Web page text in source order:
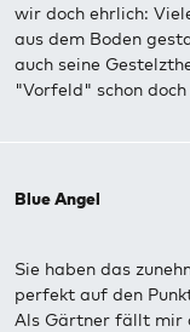
wir doch ehrlich:
aus dem Boden
auch seine
"Vorfeld" schon
Blue Angel
Sie haben das
perfekt auf den
Als Gärtner fällt mir